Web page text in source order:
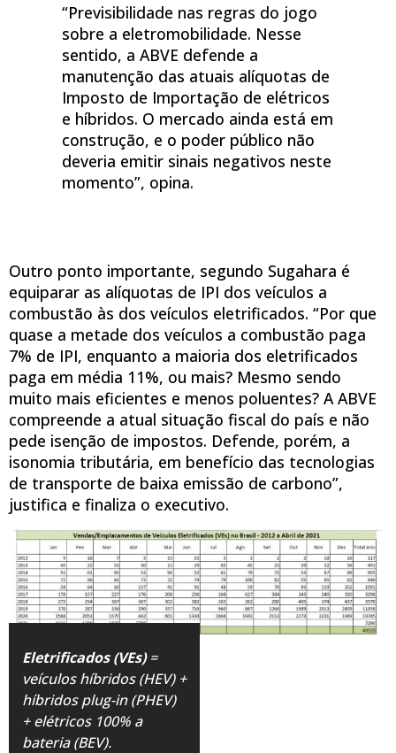
“Previsibilidade nas regras do jogo
sobre a eletromobilidade. Nesse
sentido, a ABVE defende a
manutenção das atuais alíquotas de
Imposto de Importação de elétricos
e híbridos. O mercado ainda está em
construção, e o poder público não
deveria emitir sinais negativos neste
momento”, opina.
Outro ponto importante, segundo Sugahara é
equiparar as alíquotas de IPI dos veículos a
combustão às dos veículos eletrificados. “Por que
quase a metade dos veículos a combustão paga
7% de IPI, enquanto a maioria dos eletrificados
paga em média 11%, ou mais? Mesmo sendo
muito mais eficientes e menos poluentes? A ABVE
compreende a atual situação fiscal do país e não
pede isenção de impostos. Defende, porém, a
isonomia tributária, em benefício das tecnologias
de transporte de baixa emissão de carbono”,
justifica e finaliza o executivo.
Eletrificados (VEs)=
veículos híbridos (HEV) +
híbridos plug-in (PHEV)
+ elétricos 100% a
bateria (BEV).